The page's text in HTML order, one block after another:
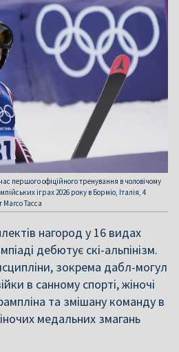
першого офіційного тренування в чоловічому
іграх 2026 року в Борміо, Італія, 4
Marco Tacca
нагород у 16 видах
дебютує скі-альпінізм.
зокрема дабл-могул
в санному спорті, жіночі
та змішану команду в
медальних змагань